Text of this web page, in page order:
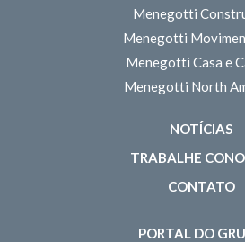
Menegotti
Menegotti
Menegotti Casa e
Menegotti North
NOTÍCIAS
TRABALHE
CONTATO
PORTAL DO